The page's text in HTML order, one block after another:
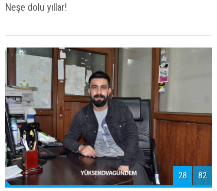
Neşe dolu yıllar!
28 82